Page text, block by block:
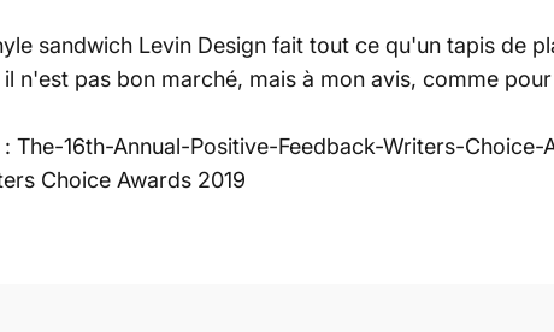
sandwich Levin Design fait tout ce qu'un tapis de
n'est pas bon marché, mais à mon avis, comme
The-16th-Annual-Positive-Feedback-Writers-Choice-
Choice Awards 2019